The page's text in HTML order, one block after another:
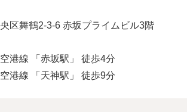
区舞鶴2-3-6 赤坂プライムビル3階
港線 「赤坂駅」 徒歩4分
港線 「天神駅」 徒歩9分